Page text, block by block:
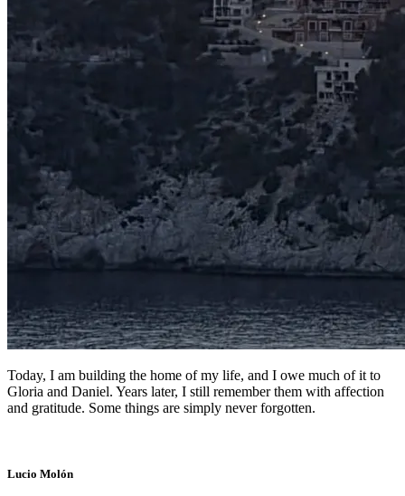
Today, I am building the home of my life, and I owe much of it to
Gloria and Daniel. Years later, I still remember them with affection
and gratitude. Some things are simply never forgotten.
Lucio Molón